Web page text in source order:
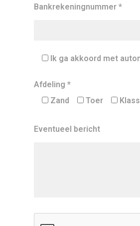
Bankrekeningnummer *
Ik ga akkoord met
Afdeling *
Zand
Toer
Eventueel bericht